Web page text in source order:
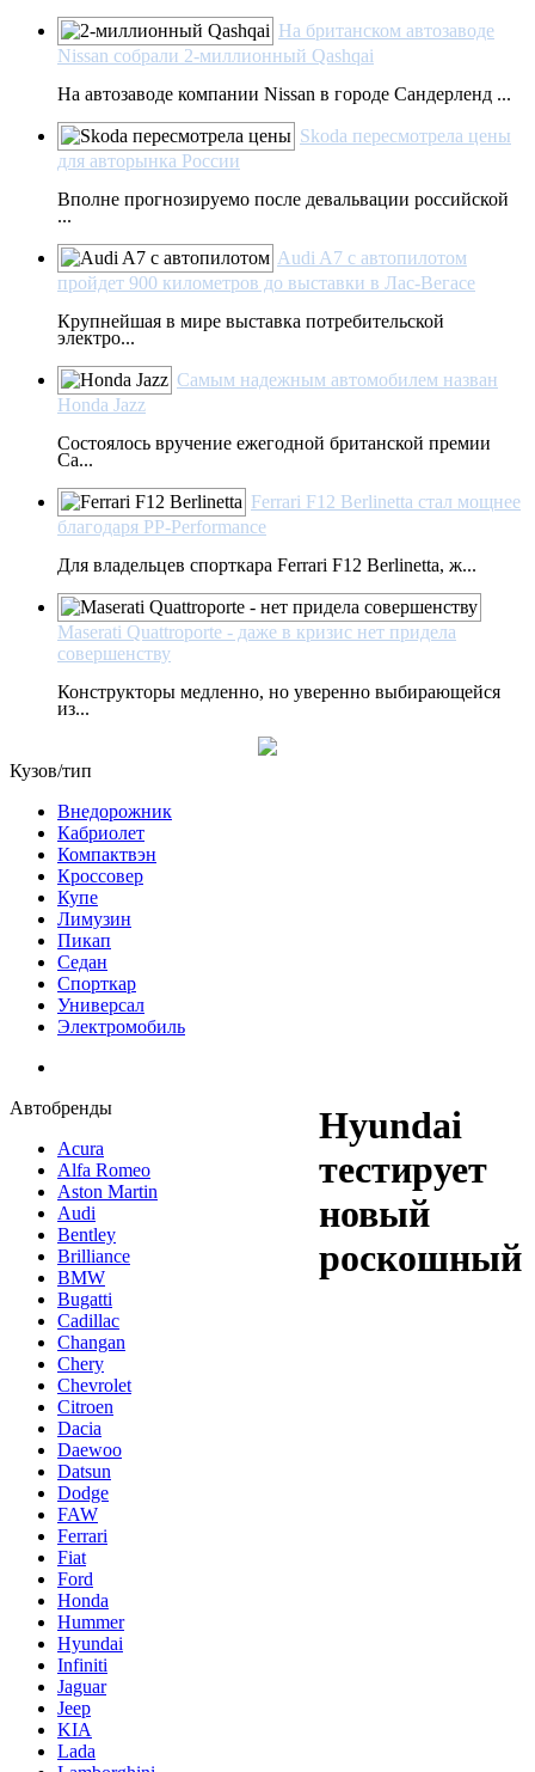
На британском автозаводе
Nissan собрали 2-миллионный Qashqai
На автозаводе компании Nissan в городе Сандерленд ...
Skoda пересмотрела цены
для авторынка России
Вполне прогнозируемо после девальвации российской
...
Audi A7 с автопилотом
пройдет 900 километров до выставки в Лас-Вегасе
Крупнейшая в мире выставка потребительской
электро...
Самым надежным автомобилем назван
Honda Jazz
Cостоялось вручение ежегодной британской премии
Ca...
Ferrari F12 Berlinetta стал мощнее
благодаря PP-Performance
Для владельцев спорткара Ferrari F12 Berlinetta, ж...
Maserati Quattroporte - даже в кризис нет придела
совершенству
Конструкторы медленно, но уверенно выбирающейся
из...
Кузов/тип
Внедорожник
Кабриолет
Компактвэн
Кроссовер
Купе
Лимузин
Пикап
Седан
Спорткар
Универсал
Электромобиль
Автобренды
Acura
Alfa Romeo
Aston Martin
Audi
Bentley
Brilliance
BMW
Bugatti
Cadillac
Changan
Chery
Chevrolet
Citroen
Dacia
Daewoo
Datsun
Dodge
FAW
Ferrari
Fiat
Ford
Honda
Hummer
Hyundai
Infiniti
Jaguar
Jeep
KIA
Lada
Hyundai
тестирует
новый
роскошный